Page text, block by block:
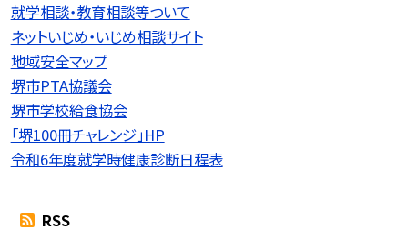
就学相談・教育相談等ついて
ネットいじめ・いじめ相談サイト
地域安全マップ
堺市PTA協議会
堺市学校給食協会
「堺100冊チャレンジ」HP
令和6年度就学時健康診断日程表
RSS